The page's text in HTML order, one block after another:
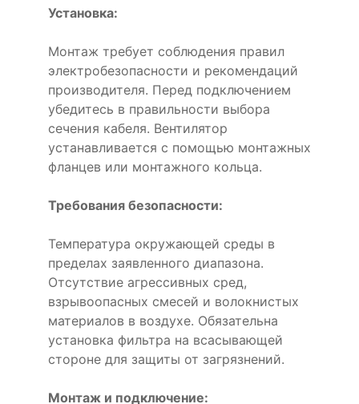
Установка:
Монтаж требует соблюдения правил
электробезопасности и рекомендаций
производителя. Перед подключением
убедитесь в правильности выбора
сечения кабеля. Вентилятор
устанавливается с помощью монтажных
фланцев или монтажного кольца.
Требования безопасности:
Температура окружающей среды в
пределах заявленного диапазона.
Отсутствие агрессивных сред,
взрывоопасных смесей и волокнистых
материалов в воздухе. Обязательна
установка фильтра на всасывающей
стороне для защиты от загрязнений.
Монтаж и подключение: